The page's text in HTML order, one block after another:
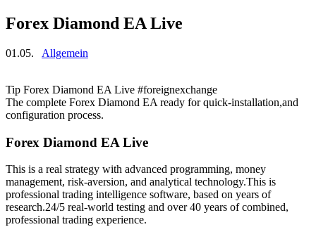
Forex Diamond EA Live
01.05. Allgemein
Tip Forex Diamond EA Live #foreignexchange
The complete Forex Diamond EA ready for quick-installation,and
configuration process.
Forex Diamond EA Live
This is a real strategy with advanced programming, money
management, risk-aversion, and analytical technology.This is
professional trading intelligence software, based on years of
research.24/5 real-world testing and over 40 years of combined,
professional trading experience.